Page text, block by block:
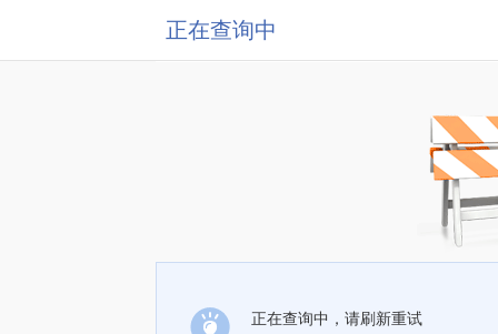
正在查询中
正在查询中，请刷新重试